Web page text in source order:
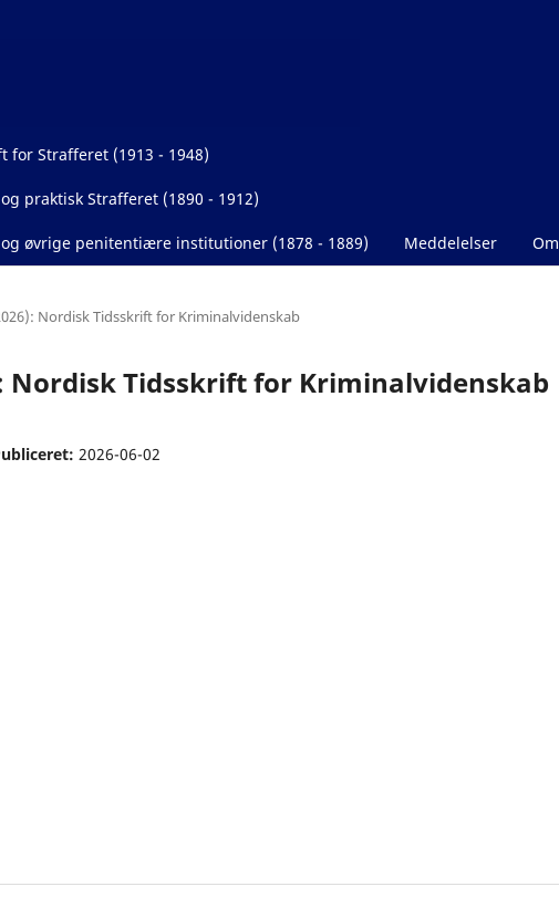
for Strafferet (1913 - 1948)
praktisk Strafferet (1890 - 1912)
øvrige penitentiære institutioner (1878 - 1889) Meddelelser Om
Nordisk Tidsskrift for Kriminalvidenskab
Nordisk Tidsskrift for Kriminalvidenskab
2026-06-02